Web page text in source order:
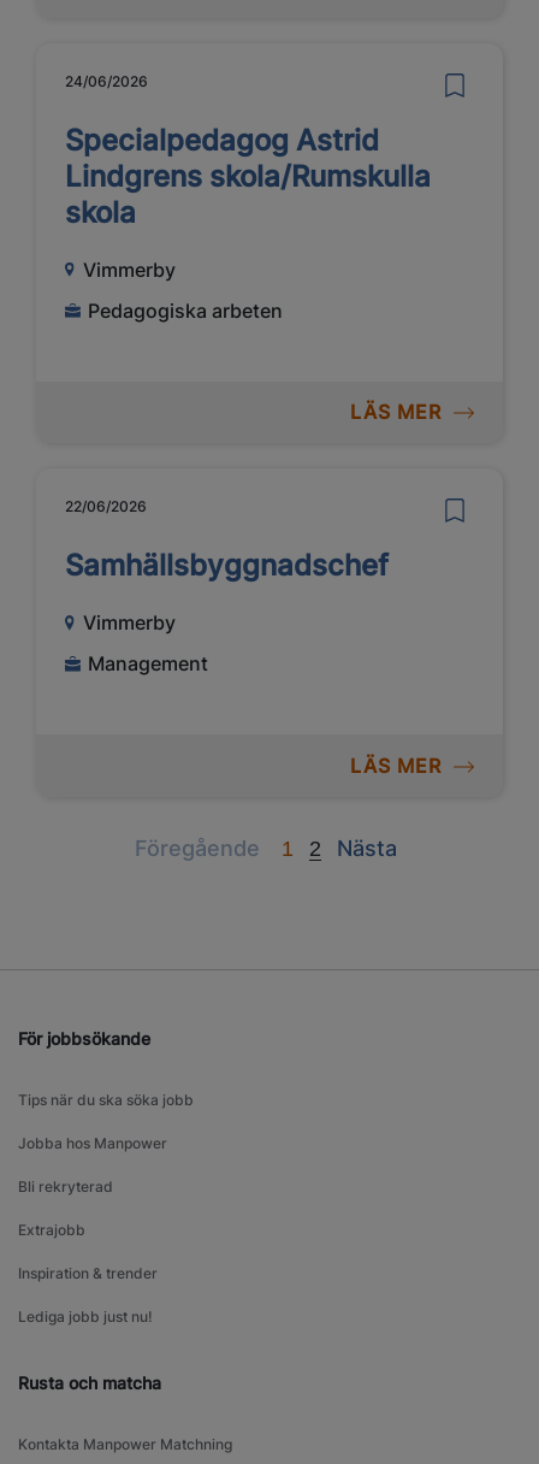
24/06/2026
Specialpedagog Astrid
Lindgrens skola/Rumskulla
skola
Vimmerby
Pedagogiska arbeten
LÄS MER
22/06/2026
Samhällsbyggnadschef
Vimmerby
Management
LÄS MER
Föregående Previous
1 2 Nästa
Next
För jobbsökande
Tips när du ska söka jobb
Jobba hos Manpower
Bli rekryterad
Extrajobb
Inspiration & trender
Lediga jobb just nu!
Rusta och matcha
Kontakta Manpower Matchning